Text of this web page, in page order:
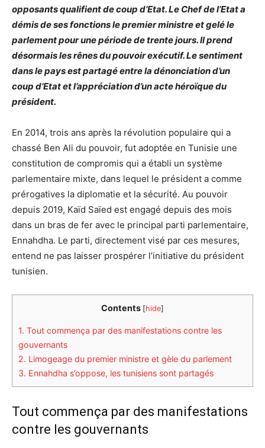
opposants qualifient de coup d’Etat. Le Chef de l’Etat a
démis de ses fonctions le premier ministre et gelé le
parlement pour une période de trente jours. Il prend
désormais les rênes du pouvoir exécutif. Le sentiment
dans le pays est partagé entre la dénonciation d’un
coup d’Etat et l’appréciation d’un acte héroïque du
président.
En 2014, trois ans après la révolution populaire qui a
chassé Ben Ali du pouvoir, fut adoptée en Tunisie une
constitution de compromis qui a établi un système
parlementaire mixte, dans lequel le président a comme
prérogatives la diplomatie et la sécurité. Au pouvoir
depuis 2019, Kaïd Saïed est engagé depuis des mois
dans un bras de fer avec le principal parti parlementaire,
Ennahdha. Le parti, directement visé par ces mesures,
entend ne pas laisser prospérer l’initiative du président
tunisien.
Contents [hide]
1. Tout commença par des manifestations contre les
gouvernants
2. Limogeage du premier ministre et gèle du parlement
3. Ennahdha s’oppose, les tunisiens sont partagés
Tout commença par des manifestations
contre les gouvernants